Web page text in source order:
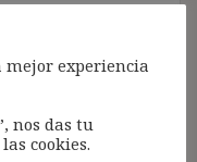
contenido de
experiencia
nos das tu
cookies.